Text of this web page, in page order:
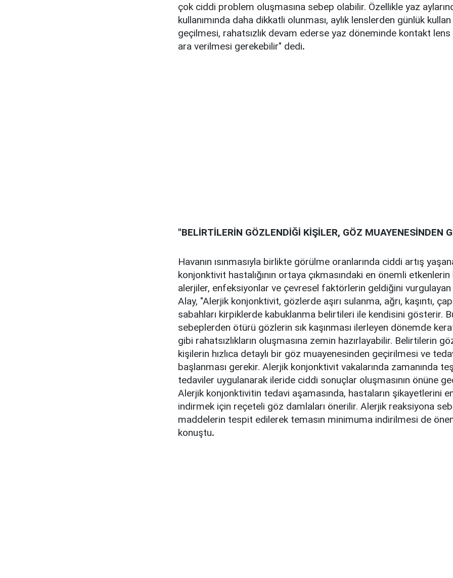
çok ciddi problem oluşmasına sebep olabilir. Özellikle yaz
kullanımında daha dikkatli olunması, aylık lenslerden günlük
geçilmesi, rahatsızlık devam ederse yaz döneminde kontakt lens
ara verilmesi gerekebilir" dedi.
"BELİRTİLERİN GÖZLENDİĞİ KİŞİLER, GÖZ MUAYENESİNDEN
Havanın ısınmasıyla birlikte görülme oranlarında ciddi artış
konjonktivit hastalığının ortaya çıkmasındaki en önemli etkenlerin
alerjiler, enfeksiyonlar ve çevresel faktörlerin geldiğini vurgulayan
Alay, "Alerjik konjonktivit, gözlerde aşırı sulanma, ağrı, kaşıntı,
sabahları kirpiklerde kabuklanma belirtileri ile kendisini gösterir.
sebeplerden ötürü gözlerin sık kaşınması ilerleyen dönemde
gibi rahatsızlıkların oluşmasına zemin hazırlayabilir. Belirtilerin
kişilerin hızlıca detaylı bir göz muayenesinden geçirilmesi ve
başlanması gerekir. Alerjik konjonktivit vakalarında zamanında
tedaviler uygulanarak ileride ciddi sonuçlar oluşmasının önüne
Alerjik konjonktivitin tedavi aşamasında, hastaların şikayetlerini
indirmek için reçeteli göz damlaları önerilir. Alerjik reaksiyona
maddelerin tespit edilerek temasın minimuma indirilmesi de
konuştu.